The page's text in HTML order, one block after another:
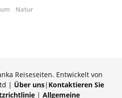
Natur
Reiseseiten. Entwickelt von
| Über uns| Kontaktieren Sie
| Allgemeine